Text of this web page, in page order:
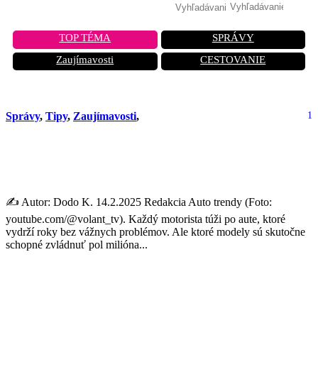
TOP TÉMA
SPRÁVY
Zaujímavosti
CESTOVANIE
Správy, Tipy, Zaujímavosti, 1
✍️ Autor: Dodo K. 14.2.2025 Redakcia Auto trendy (Foto:
youtube.com/@volant_tv). Každý motorista túži po aute, ktoré
vydrží roky bez vážnych problémov. Ale ktoré modely sú skutočne
schopné zvládnuť pol milióna...